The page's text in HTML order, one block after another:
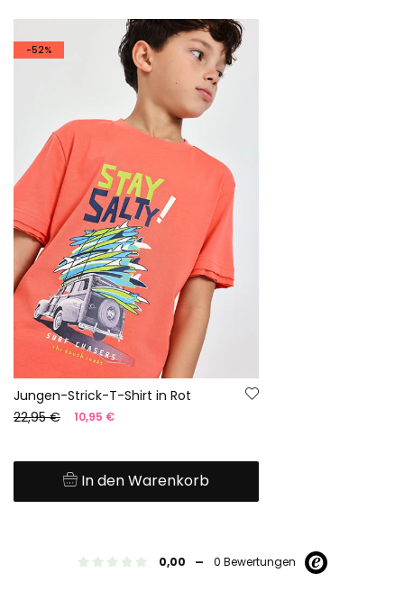
-52%
Jungen-Strick-T-Shirt in Rot
22,95 €
10,95 €
In den Warenkorb
0,00 - 0 Bewertungen